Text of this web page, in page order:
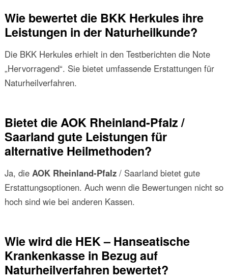
Wie bewertet die BKK Herkules ihre
Leistungen in der Naturheilkunde?
Die BKK Herkules erhielt in den Testberichten die Note
„Hervorragend“. Sie bietet umfassende Erstattungen für
Naturheilverfahren.
Bietet die AOK Rheinland-Pfalz /
Saarland gute Leistungen für
alternative Heilmethoden?
Ja, die AOK Rheinland-Pfalz/ Saarland bietet gute
Erstattungsoptionen. Auch wenn die Bewertungen nicht so
hoch sind wie bei anderen Kassen.
Wie wird die HEK – Hanseatische
Krankenkasse in Bezug auf
Naturheilverfahren bewertet?